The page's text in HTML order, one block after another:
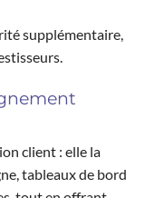
supplémentaire,
client : elle la
tableaux de bord